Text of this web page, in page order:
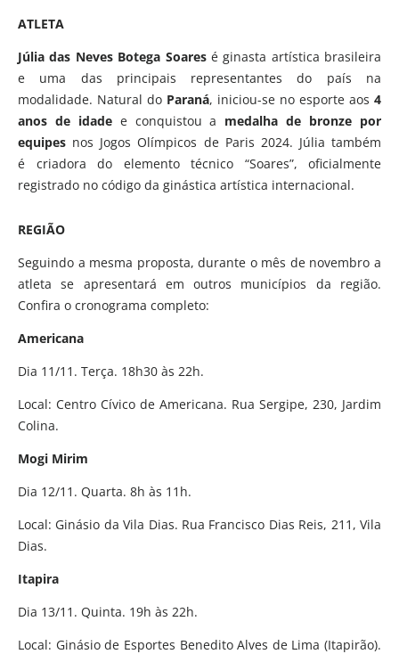
ATLETA
Júlia das Neves Botega Soaresé ginasta artística brasileira
e uma das principais representantes do país na
modalidade. Natural do Paraná, iniciou-se no esporte aos 4
anos de idadee conquistou a medalha de bronze por
equipes nos Jogos Olímpicos de Paris 2024. Júlia também
é criadora do elemento técnico “Soares”, oficialmente
registrado no código da ginástica artística internacional.
REGIÃO
Seguindo a mesma proposta, durante o mês de novembro a
atleta se apresentará em outros municípios da região.
Confira o cronograma completo:
Americana
Dia 11/11. Terça. 18h30 às 22h.
Local: Centro Cívico de Americana. Rua Sergipe, 230, Jardim
Colina.
Mogi Mirim
Dia 12/11. Quarta. 8h às 11h.
Local: Ginásio da Vila Dias. Rua Francisco Dias Reis, 211, Vila
Dias.
Itapira
Dia 13/11. Quinta. 19h às 22h.
Local: Ginásio de Esportes Benedito Alves de Lima (Itapirão).